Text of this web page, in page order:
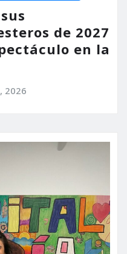
de 2027
en la
2026